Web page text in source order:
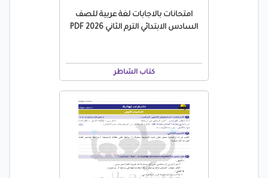
امتحانات بالاجابات لغة عربية للصف
السادس الابتدائي الترم الثاني 2026 PDF
كتاب الشاطر